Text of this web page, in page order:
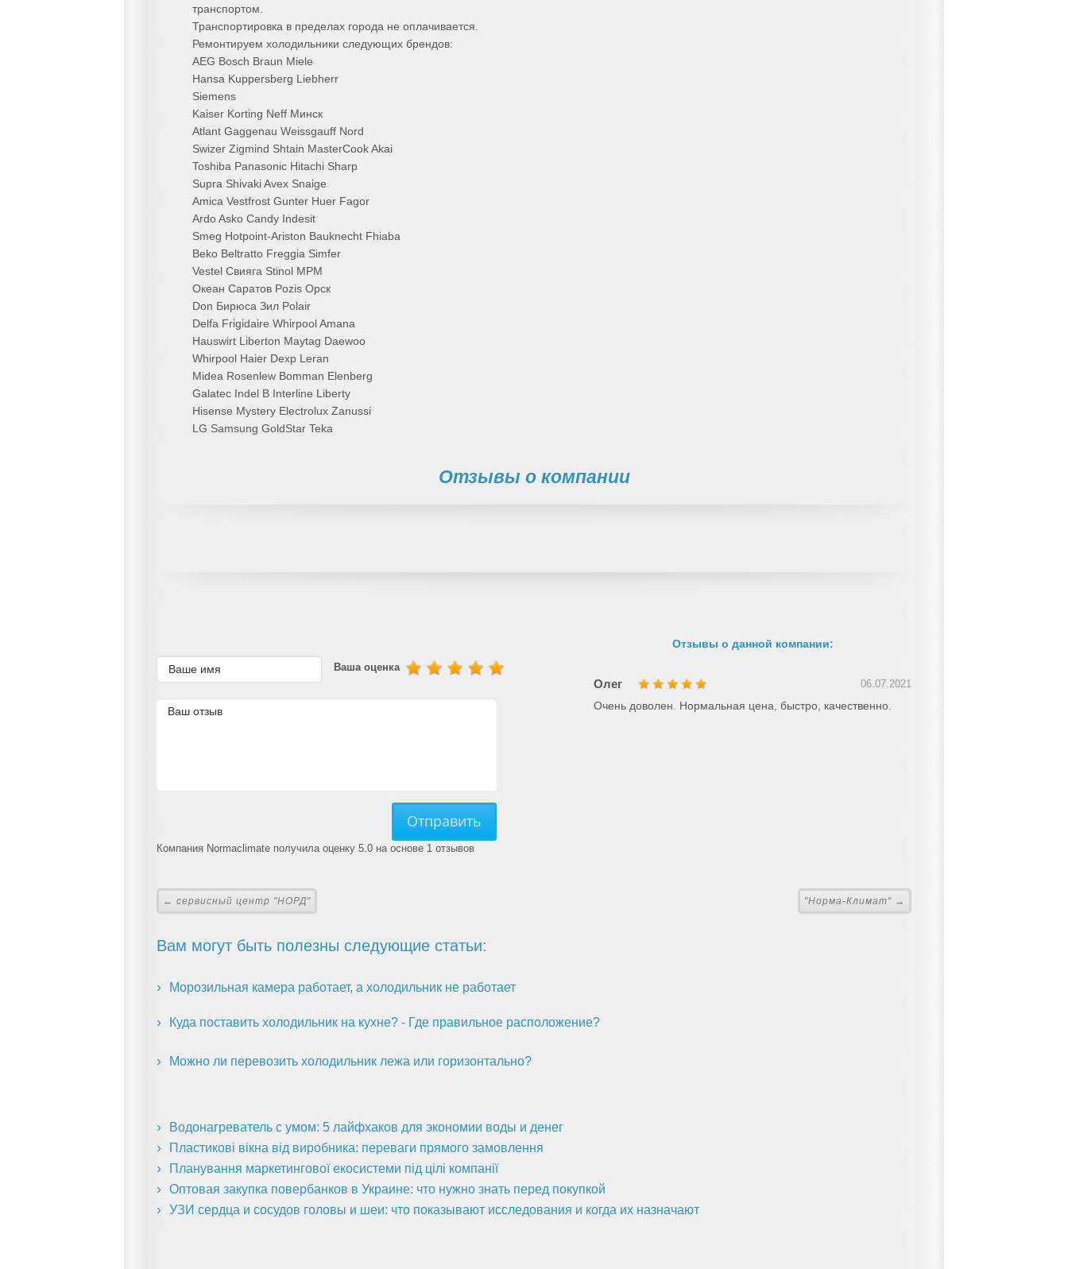
транспортом.
Транспортировка в пределах города не оплачивается.
Ремонтируем холодильники следующих брендов:
AEG Bosch Braun Miele
Hansa Kuppersberg Liebherr
Siemens
Kaiser Korting Neff Минск
Atlant Gaggenau Weissgauff Nord
Swizer Zigmind Shtain MasterCook Akai
Toshiba Panasonic Hitachi Sharp
Supra Shivaki Avex Snaige
Amica Vestfrost Gunter Huer Fagor
Ardo Asko Candy Indesit
Smeg Hotpoint-Ariston Bauknecht Fhiaba
Beko Beltratto Freggia Simfer
Vestel Свияга Stinol MPM
Океан Саратов Pozis Орск
Don Бирюса Зил Polair
Delfa Frigidaire Whirpool Amana
Hauswirt Liberton Maytag Daewoo
Whirpool Haier Dexp Leran
Midea Rosenlew Bomman Elenberg
Galatec Indel B Interline Liberty
Hisense Mystery Electrolux Zanussi
LG Samsung GoldStar Teka
Отзывы о компании
Ваша оценка
Отправить
Отзывы о данной компании:
Олег 06.07.2021
Очень доволен. Нормальная цена, быстро, качественно.
Компания Normaclimate получила оценку 5.0 на основе 1 отзывов
← сервисный центр "НОРД" "Норма-Климат" →
Вам могут быть полезны следующие статьи:
Морозильная камера работает, а холодильник не работает
Куда поставить холодильник на кухне? - Где правильное расположение?
Можно ли перевозить холодильник лежа или горизонтально?
Водонагреватель с умом: 5 лайфхаков для экономии воды и денег
Пластикові вікна від виробника: переваги прямого замовлення
Планування маркетингової екосистеми під цілі компанії
Оптовая закупка повербанков в Украине: что нужно знать перед покупкой
УЗИ сердца и сосудов головы и шеи: что показывают исследования и когда их назначают